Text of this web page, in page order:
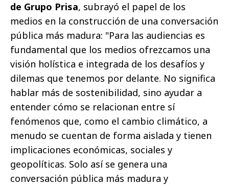
de Grupo Prisa, subrayó el papel de los
medios en la construcción de una conversación
pública más madura: "Para las audiencias es
fundamental que los medios ofrezcamos una
visión holística e integrada de los desafíos y
dilemas que tenemos por delante. No significa
hablar más de sostenibilidad, sino ayudar a
entender cómo se relacionan entre sí
fenómenos que, como el cambio climático, a
menudo se cuentan de forma aislada y tienen
implicaciones económicas, sociales y
geopolíticas. Solo así se genera una
conversación pública más madura y